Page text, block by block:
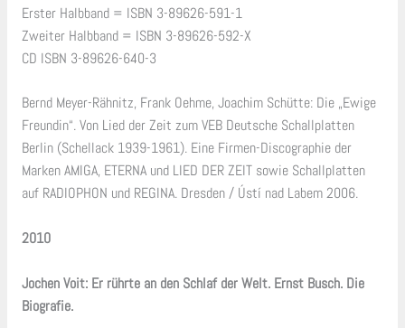
Erster Halbband = ISBN 3-89626-591-1
Zweiter Halbband = ISBN 3-89626-592-X
CD ISBN 3-89626-640-3
Bernd Meyer-Rähnitz, Frank Oehme, Joachim Schütte: Die „Ewige
Freundin“. Von Lied der Zeit zum VEB Deutsche Schallplatten
Berlin (Schellack 1939-1961). Eine Firmen-Discographie der
Marken AMIGA, ETERNA und LIED DER ZEIT sowie Schallplatten
auf RADIOPHON und REGINA. Dresden / Ústí nad Labem 2006.
2010
Jochen Voit: Er rührte an den Schlaf der Welt. Ernst Busch. Die
Biografie.